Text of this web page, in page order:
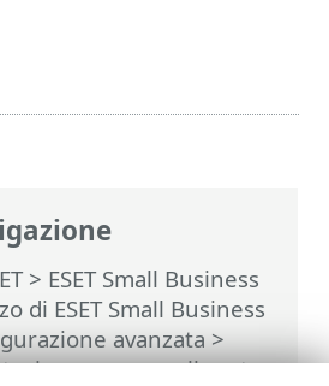
> ESET Small Business
di ESET Small Business
avanzata>
accesso alla rete